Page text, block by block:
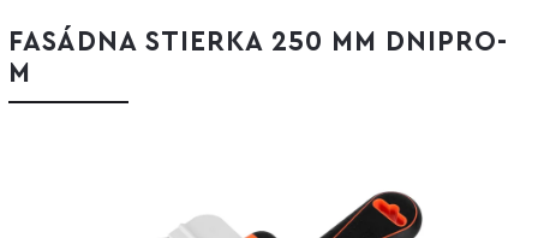
FASÁDNA STIERKA 250 MM DNIPRO-
M